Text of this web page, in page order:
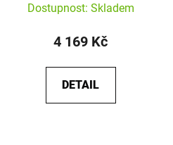
Dostupnost: Skladem
4 169 Kč
DETAIL